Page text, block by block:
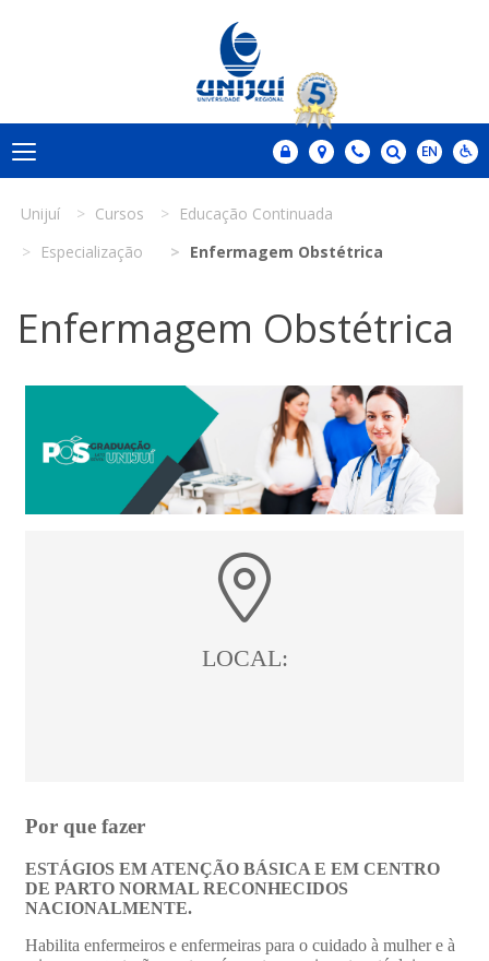
Unijuí Cursos
Educação Continuada
Especialização
Enfermagem Obstétrica
Enfermagem Obstétrica